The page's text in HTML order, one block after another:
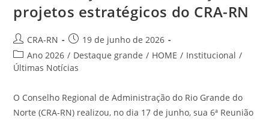
projetos estratégicos do CRA-RN
Autor
do
post:
CRA-RN
Post
publicado:
19 de junho de 2026
Categoria
do
Ano 2026 / Destaque grande / HOME / Institucional /
Últimas Notícias
O Conselho Regional de Administração do Rio Grande do
Norte (CRA-RN) realizou, no dia 17 de junho, sua 6ª Reunião